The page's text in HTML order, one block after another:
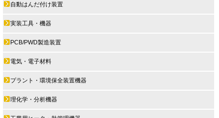
自動はんだ付け装置
実装工具・機器
PCB/PWD製造装置
電気・電子材料
プラント・環境保全装置機器
理化学・分析機器